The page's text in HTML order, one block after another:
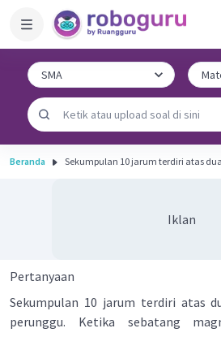
Beranda Sekumpulan 10 jarum terdiri atas
Iklan
Pertanyaan
Sekumpulan 10 jarum terdiri atas
perunggu. Ketika sebatang